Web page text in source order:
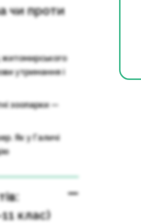
чи проти
житомирського
утримання і
зоопарки —
Як у Галичі
клас)